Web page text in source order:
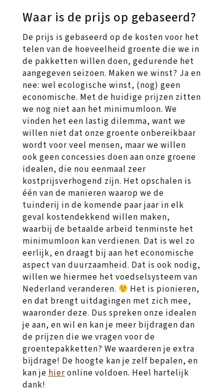
Waar is de prijs op gebaseerd?
De prijs is gebaseerd op de kosten voor het
telen van de hoeveelheid groente die we in
de pakketten willen doen, gedurende het
aangegeven seizoen. Maken we winst? Ja en
nee: wel ecologische winst, (nog) geen
economische. Met de huidige prijzen zitten
we nog niet aan het minimumloon. We
vinden het een lastig dilemma, want we
willen niet dat onze groente onbereikbaar
wordt voor veel mensen, maar we willen
ook geen concessies doen aan onze groene
idealen, die nou eenmaal zeer
kostprijsverhogend zijn. Het opschalen is
één van de manieren waarop we de
tuinderij in de komende paar jaar in elk
geval kostendekkend willen maken,
waarbij de betaalde arbeid tenminste het
minimumloon kan verdienen. Dat is wel zo
eerlijk, en draagt bij aan het economische
aspect van duurzaamheid. Dat is ook nodig,
willen we hiermee het voedselsysteem van
Nederland veranderen.
Het is pionieren,
en dat brengt uitdagingen met zich mee,
waaronder deze. Dus spreken onze idealen
je aan, en wil en kan je meer bijdragen dan
de prijzen die we vragen voor de
groentepakketten? We waarderen je extra
bijdrage! De hoogte kan je zelf bepalen, en
kan jehieronline voldoen. Heel hartelijk
dank!